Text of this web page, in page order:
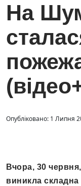
На
Опубліковано: 1 Липня
Вчора, 30
виникла складна